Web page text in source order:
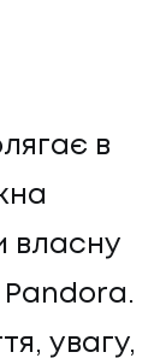
в
власну
Pandora.
увагу,